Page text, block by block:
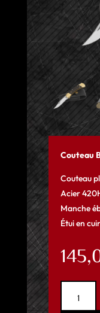
Couteau
Couteau
Acier
Manche
Étui en cuir